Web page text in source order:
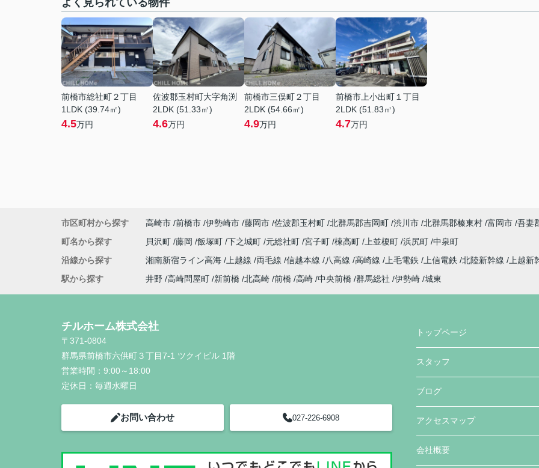
よく見られている物件
前橋市総社町２丁目
1LDK (39.74㎡)
4.5万円
佐波郡玉村町大字角渕
2LDK (51.33㎡)
4.6万円
前橋市三俣町２丁目
2LDK (54.66㎡)
4.9万円
前橋市上小出町１丁目
2LDK (51.83㎡)
4.7万円
市区町村から探す 高崎市 前橋市 伊勢崎市 藤岡市 佐波郡玉村町 北群馬郡吉岡町 渋川市 北群馬郡榛東村 富岡市 吾妻
町名から探す
貝沢町 藤岡 飯塚町 下之城町 元総社町 宮子町 棟高町 上並榎町 浜尻町 中泉町
沿線から探す
湘南新宿ライン高海 上越線 両毛線 信越本線 八高線 高崎線 上毛電鉄 上信電鉄 北陸新幹線
上越新
駅から探す
井野 高崎問屋町 新前橋 北高崎 前橋 高崎 中央前橋 群馬総社 伊勢崎 城東
チルホーム株式会社
〒371-0804
群馬県前橋市六供町３丁目7-1 ツクイビル 1階
営業時間： 9:00～18:00
定休日： 毎週水曜日
お問い合わせ 027-226-6908
トップページ
スタッフ
ブログ
アクセスマップ
会社概要